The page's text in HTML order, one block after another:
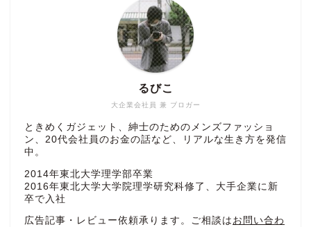
大企業会社員 兼 ブロガー
るびこ
ときめくガジェット、紳士のためのメンズファッショ
ン、20代会社員のお金の話など、リアルな生き方を発信
中。
2014年東北大学理学部卒業
2016年東北大学大学院理学研究科修了、大手企業に新
卒で入社
広告記事・レビュー依頼承ります。ご相談は お問い合わ